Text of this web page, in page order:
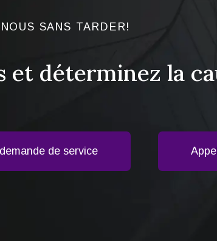
SANS TARDER!
et déterminez la
de service